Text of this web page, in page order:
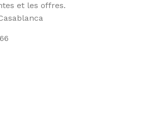
et les offres.